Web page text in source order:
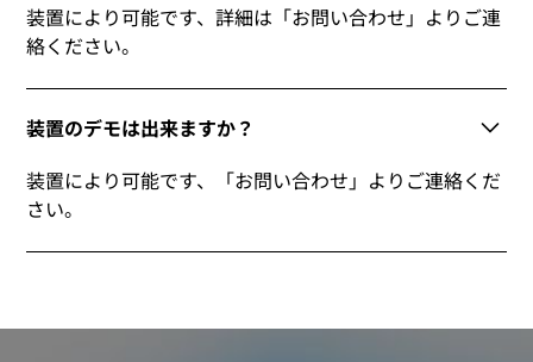
装置により可能です、詳細は「お問い合わせ」よりご連
絡ください。
装置のデモは出来ますか？
装置により可能です、「お問い合わせ」よりご連絡くだ
さい。